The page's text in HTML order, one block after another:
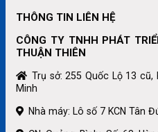
THÔNG TIN LIÊN HỆ
CÔNG TY TNHH PHÁT
THUẬN THIÊN
Trụ sở: 255 Quốc Lộ 13 cũ,
Minh
Nhà máy: Lô số 7 KCN Tân